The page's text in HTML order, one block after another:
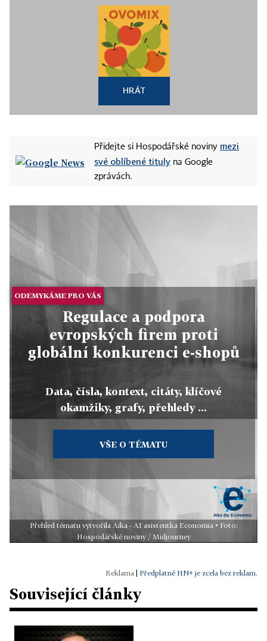
HRÁT
Přidejte si Hospodářské noviny mezi
své oblíbené tituly na Google
zprávách.
ODEMYKÁME PRO VÁS
Regulace a podpora
evropských firem proti
globální konkurenci e-shopů
Data, čísla, kontext, citáty, klíčové
okamžiky, grafy, přehledy ...
VŠE O TÉMATU
Přehled tématu vytvořila Aika - AI asistentka Economia • Foto:
Hospodářské noviny / Midjourney
Předplatné HN+ je zcela bez reklam.
Související články